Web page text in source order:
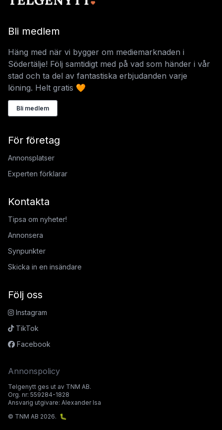
Bli medlem
Häng med när vi bygger om mediemarknaden i
Södertälje! Följ samtidigt med på vad som händer i vår
stad och ta del av fantastiska erbjudanden varje
löning. Helt gratis 🧡
Bli medlem
För företag
Annonsplatser
Experten förklarar
Kontakta
Tipsa om nyheter!
Annonsera
Synpunkter
Skicka in en insändare
Följ oss
Instagram
TikTok
Facebook
Annonspolicy
Telgenytt ges ut av TNM AB.
Org. nr: 559284-1828
Ansvarig utgivare: Alexander Isa
© TNM AB 2026. 🐛